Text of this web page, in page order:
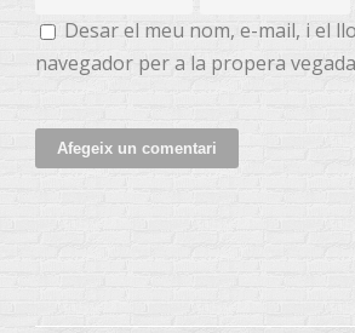
Desar el meu nom, e-mail, i el
navegador per a la propera